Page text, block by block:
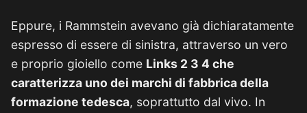
Eppure, i Rammstein avevano già dichiaratamente
espresso di essere di sinistra, attraverso un vero
e proprio gioiello come Links 2 3 4 che
caratterizza uno dei marchi di fabbrica della
formazione tedesca, soprattutto dal vivo. In